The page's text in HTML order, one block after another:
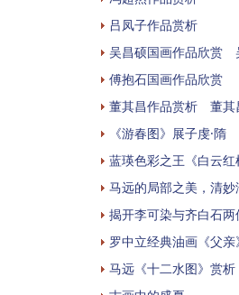
吕凤子作品赏析
吴昌硕国画作品欣赏
傅抱石国画作品欣赏
董其昌作品赏析 董其
《游春图》展子虔·隋
蓝瑛色彩之王《白云红
马远的局部之美，清
揭开李可染与齐白石
罗中立经典油画《父
马远《十二水图》赏析